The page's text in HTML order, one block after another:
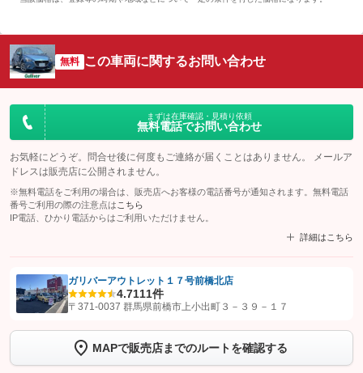
無料 この車両に関するお問い合わせ
まずは在庫確認・見積り依頼
無料電話でお問い合わせ
お気軽にどうぞ。問合せ後に何度もご連絡が届くことはありません。 メールア
ドレスは販売店に公開されません。
※無料電話をご利用の場合は、販売店へお客様の電話番号が通知されます。無料電話
番号ご利用の際の注意点は こちら
IP電話、ひかり電話からはご利用いただけません。
詳細はこちら
【STEP1】認証画面でグーネットを友だち追加してから「許可する」ボタンを押
トーク画面で
ボタンをタップして問い合わせを
完了してください。
ガリバーアウトレット１７号前橋北店
4.7111件
〒371-0037 群馬県前橋市上小出町３－３９－１７
MAPで販売店までのルートを確認する